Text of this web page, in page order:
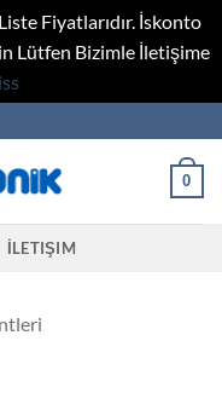
Fiyatlarıdır. İskonto
Lütfen Bizimle İletişime
0
İLETIŞIM